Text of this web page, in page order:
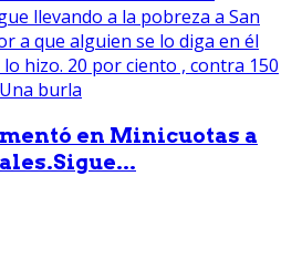
en Minicuotas a